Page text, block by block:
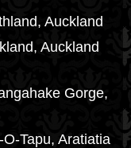
Auckland
Auckland
Gorge,
Tapu, Aratiatia